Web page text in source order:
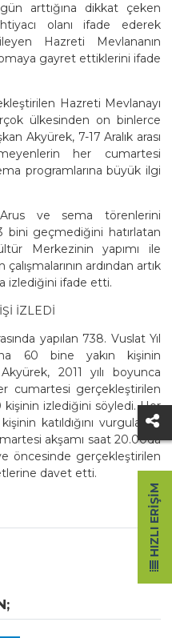
arttığına dikkat çeken
olanı ifade ederek
Hazreti Mevlananın
gayret ettiklerini ifade
Hazreti Mevlanayı
ülkesinden on binlerce
Akyürek, 7-17 Aralık arası
her cumartesi
programlarına büyük ilgi
ve sema törenlerini
bini geçmediğini hatırlatan
Merkezinin yapımı ile
ardından artık
izlediğini ifade etti.
İZLEDİ
yapılan 738. Vuslat Yıl
60 bine yakın kişinin
2011 yılı boyunca
cumartesi gerçekleştirilen
kişinin izlediğini söyledi. Her
katıldığını vurgulayan
akşamı saat 20.00da
öncesinde gerçekleştirilen
davet etti.
HIZLI ERIŞIM